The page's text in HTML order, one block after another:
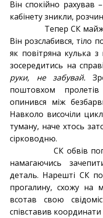
Він спокійно рахував
кабінету зникли,
Тепер СК майже
Він розслабився, тіло
як повітряна кулька з
зосередитись на
руки, не забувай.
поштовхом
опинився між
Навколо височіли
туману, наче хтось
сірководню.
СК обвів
намагаючись
деталь. Нарешті СК
прогалину, схожу на
всотав свою
співставив